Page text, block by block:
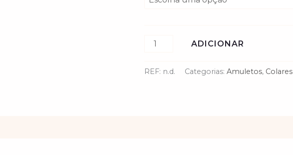
ADICIONAR
REF: n.d. Categorias:Amuletos, Colares